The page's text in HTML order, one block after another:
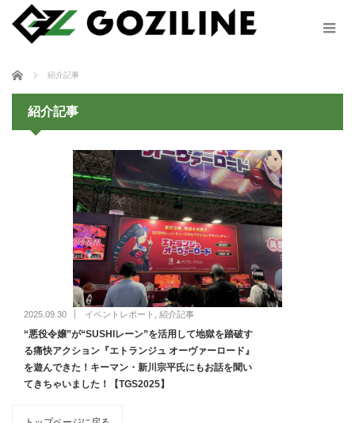
ホーム 紹介記事
紹介記事
2025.09.30 イベントレポート 紹介記事
“悪役令嬢”が“SUSHIレーン”を活用して地獄を踏破す
る痛快アクション『エトランジュ オーヴァーロード』
を遊んできた！キーマン・新川宗平氏にもお話を聞い
てきちゃいました！【TGS2025】